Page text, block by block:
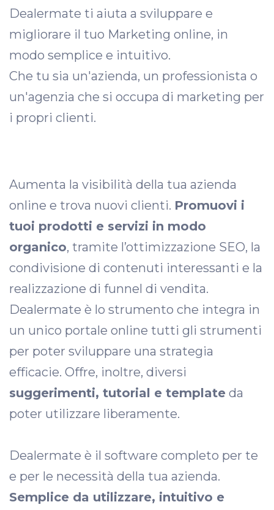
Dealermate ti aiuta a sviluppare e
migliorare il tuo Marketing online, in
modo semplice e intuitivo.
Che tu sia un'azienda, un professionista o
un'agenzia che si occupa di marketing per
i propri clienti.
Aumenta la visibilità della tua azienda
online e trova nuovi clienti. Promuovi i
tuoi prodotti e servizi in modo
organico, tramite l’ottimizzazione SEO, la
condivisione di contenuti interessanti e la
realizzazione di funnel di vendita.
Dealermate è lo strumento che integra in
un unico portale online tutti gli strumenti
per poter sviluppare una strategia
efficacie. Offre, inoltre, diversi
suggerimenti, tutorial e template da
poter utilizzare liberamente.
Dealermate è il software completo per te
e per le necessità della tua azienda.
Semplice da utilizzare, intuitivo e